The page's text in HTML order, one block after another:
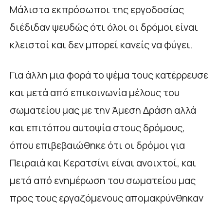
Μάλιστα εκπρόσωποι της εργοδοσίας
διέδιδαν ψευδώς ότι όλοι οι δρόμοι είναι
κλειστοί και δεν μπορεί κανείς να φύγει.
Για άλλη μια φορά το ψέμα τους κατέρρευσε
και μετά από επικοινωνία μέλους του
σωματείου μας με την Άμεση Δράση αλλά
και επιτόπου αυτοψία στους δρόμους,
όπου επιβεβαιώθηκε ότι οι δρόμοι για
Πειραιά και Κερατσίνι είναι ανοιχτοί, και
μετά από ενημέρωση του σωματείου μας
προς τους εργαζόμενους απομακρύνθηκαν